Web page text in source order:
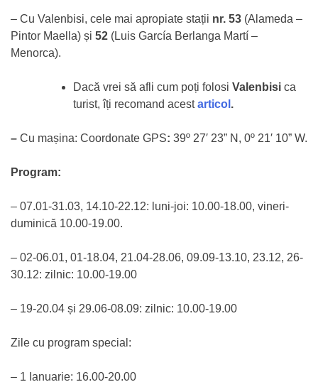
– Cu Valenbisi, cele mai apropiate stații nr. 53 (Alameda –
Pintor Maella) și 52 (Luis García Berlanga Martí –
Menorca).
Dacă vrei să afli cum poți folosi Valenbisi ca
turist, îți recomand acest articol .
– Cu mașina: Coordonate GPS: 39º 27′ 23” N, 0º 21′ 10” W.
Program:
– 07.01-31.03, 14.10-22.12: luni-joi: 10.00-18.00, vineri-
duminică 10.00-19.00.
– 02-06.01, 01-18.04, 21.04-28.06, 09.09-13.10, 23.12, 26-
30.12: zilnic: 10.00-19.00
– 19-20.04 și 29.06-08.09: zilnic: 10.00-19.00
Zile cu program special:
– 1 Ianuarie: 16.00-20.00